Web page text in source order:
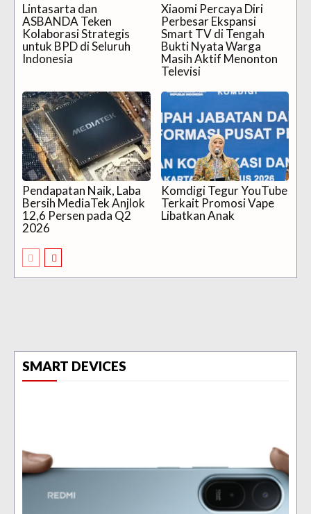
Lintasarta dan
ASBANDA Teken
Kolaborasi Strategis
untuk BPD di Seluruh
Indonesia
Xiaomi Percaya Diri
Perbesar Ekspansi
Smart TV di Tengah
Bukti Nyata Warga
Masih Aktif Menonton
Televisi
Pendapatan Naik, Laba
Bersih MediaTek Anjlok
12,6 Persen pada Q2
2026
Komdigi Tegur YouTube
Terkait Promosi Vape
Libatkan Anak
SMART DEVICES